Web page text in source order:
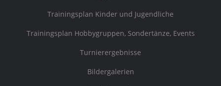
Trainingsplan Kinder und Jugendliche
Trainingsplan Hobbygruppen, Sondertänze, Events
Turnierergebnisse
Bildergalerien